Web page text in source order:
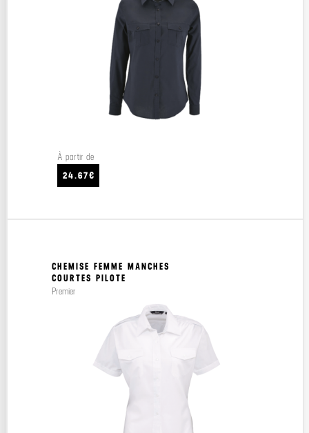
À partir de
24.67€
CHEMISE FEMME MANCHES
COURTES PILOTE
Premier